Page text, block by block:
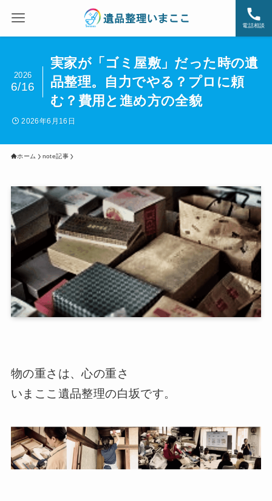
電話相談
実家が「ゴミ屋敷」だった時の遺
品整理。自力でやる？プロに頼
む？費用と進め方の全貌
2026
6/16
2026年6月16日
ホーム note記事
物の重さは、心の重さ
いまここ遺品整理の白坂です。